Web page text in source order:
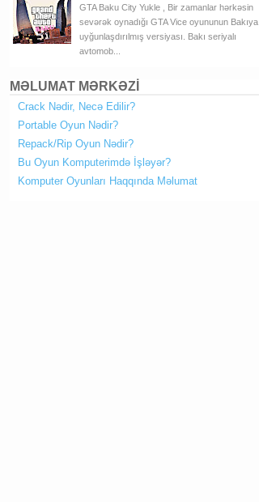
GTA Baku City Yukle , Bir zamanlar hərkəsin
sevərək oynadığı GTA Vice oyununun Bakıya
uyğunlaşdırılmış versiyası. Bakı seriyalı
avtomob...
MƏLUMAT MƏRKƏZİ
Crack Nədir, Necə Edilir?
Portable Oyun Nədir?
Repack/Rip Oyun Nədir?
Bu Oyun Komputerimdə İşləyər?
Komputer Oyunları Haqqında Məlumat